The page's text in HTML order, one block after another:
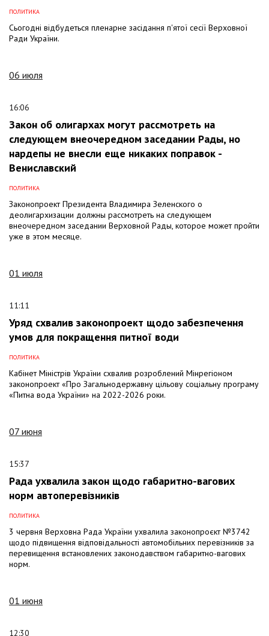
ПОЛИТИКА
Сьогодні відбудеться пленарне засідання п'ятої сесії Верховної
Ради України.
06 июля
16:06
Закон об олигархах могут рассмотреть на
следующем внеочередном заседании Рады, но
нардепы не внесли еще никаких поправок -
Вениславский
ПОЛИТИКА
Законопроект Президента Владимира Зеленского о
деолигархизации должны рассмотреть на следующем
внеочередном заседании Верховной Рады, которое может пройти
уже в этом месяце.
01 июля
11:11
Уряд схвалив законопроект щодо забезпечення
умов для покращення питної води
ПОЛИТИКА
Кабінет Міністрів України схвалив розроблений Мінрегіоном
законопроект «Про Загальнодержавну цільову соціальну програму
«Питна вода України» на 2022-2026 роки.
07 июня
15:37
Рада ухвалила закон щодо габаритно-вагових
норм автоперевізників
ПОЛИТИКА
3 червня Верховна Рада України ухвалила законопроєкт №3742
щодо підвищення відповідальності автомобільних перевізників за
перевищення встановлених законодавством габаритно-вагових
норм.
01 июня
12:30